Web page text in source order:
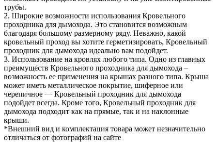
трубы.
2. Широкие возможности использования Кровельного
проходника для дымохода. Это становится возможным
благодаря большому размерному ряду. Неважно, какой
кровельный проход вы хотите герметизировать, Кровельный
проходник для дымохода идеально вам подойдет.
3. Использование на кровлях любого типа. Одно из главных
преимуществ Кровельного проходника для дымохода –
возможность ее применения на крышах разного типа. Крыша
может иметь металлическое покрытие, шиферное или
черепичное — Кровельный проходник для дымохода
подойдет всегда. Кроме того, Кровельный проходник для
дымохода подходит как на прямые, так и на наклонные
крыши.
*Внешний вид и комплектация товара может незначительно
отличаться от фотографий на сайте